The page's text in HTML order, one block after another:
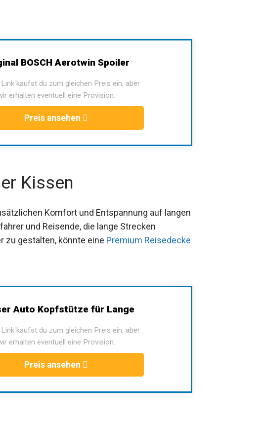
BOSCH Aerotwin Spoiler
kaufst du zum gleichen Preis ein, aber
erhalten eventuell eine Provision.
Preis ansehen
Kissen
Komfort und Entspannung auf langen
und Reisende, die lange Strecken
zu gestalten, könnte eine Premium Reisedecke
Auto Kopfstütze für Lange
kaufst du zum gleichen Preis ein, aber
erhalten eventuell eine Provision.
Preis ansehen